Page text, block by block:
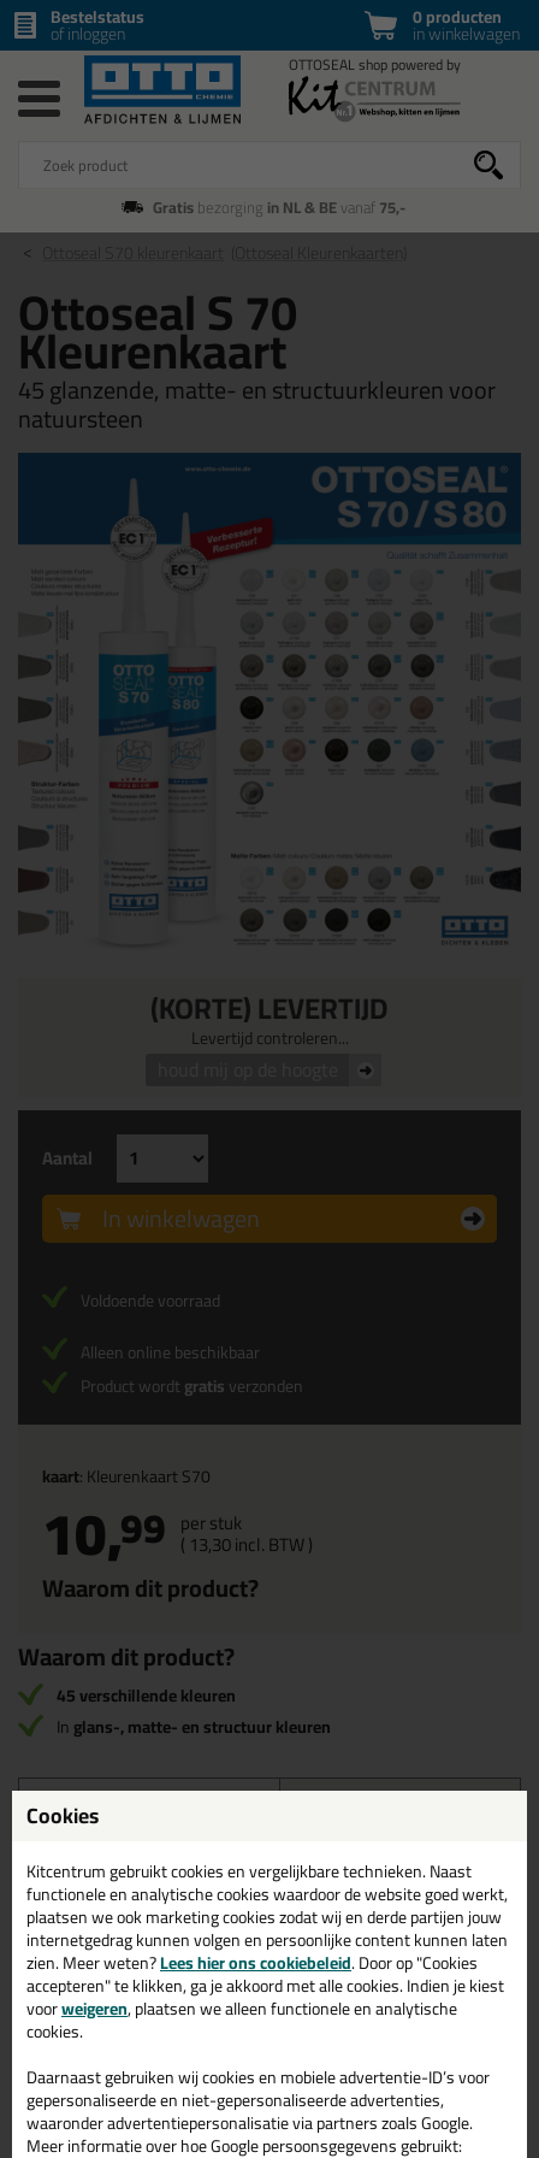
0 producten
in winkelwagen
Bestelstatus
of inloggen
Gratisbezorging in NL & BEvanaf75,-
Ottoseal S 70
Kleurenkaart
45 glanzende, matte- en structuurkleuren voor
natuursteen
(KORTE) LEVERTIJD
Levertijd controleren...
kaart: Kleurenkaart S70
10,99 per stuk
( 13,30incl. BTW )
Waarom dit product?
Aantal
In winkelwagen
Voldoende voorraad
Alleen online beschikbaar
Product wordtgratisverzonden
Waarom dit product?
45 verschillende kleuren
Inglans-, matte- en structuur kleuren
Omschrijving
Kleurenkaart Ottoseal S70
De Ottoseal is verkrijgbaar in 45 verschillende kleuren. De kleur
mogelijkheden zijn vrij uniek. Deze siliconenkit is namelijk
verkrijgbaar in glanzende-, matte- en structuurkleuren. Je vindt
dus gegarandeerd een kleur voor jouw klus!
De kit dotten zijn de daadwerkelijke kit. Je voelt en ziet precies
wat je krijgt.
Cookies
Kitcentrum gebruikt cookies en vergelijkbare technieken. Naast
functionele en analytische cookies waardoor de website goed werkt,
plaatsen we ook marketing cookies zodat wij en derde partijen jouw
internetgedrag kunnen volgen en persoonlijke content kunnen laten
zien. Meer weten?Lees hier ons cookiebeleid. Door op "Cookies
accepteren" te klikken, ga je akkoord met alle cookies. Indien je kiest
voorweigeren, plaatsen we alleen functionele en analytische
cookies.
Daarnaast gebruiken wij cookies en mobiele advertentie-ID’s voor
gepersonaliseerde en niet-gepersonaliseerde advertenties,
waaronder advertentiepersonalisatie via partners zoals Google.
Meer informatie over hoe Google persoonsgegevens gebruikt: